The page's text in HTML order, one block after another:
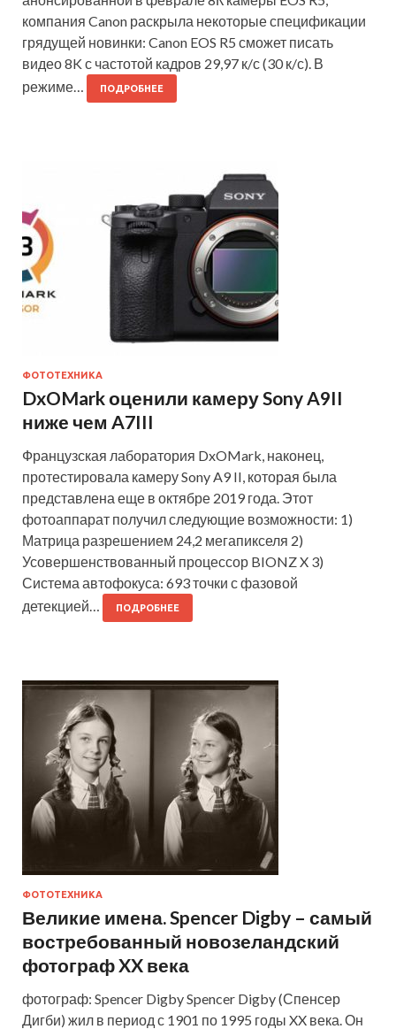
компания Canon раскрыла некоторые спецификации
грядущей новинки: Canon EOS R5 сможет писать
видео 8K с частотой кадров 29,97 к/с (30 к/с). В
режиме…
ПОДРОБНЕЕ
ФОТОТЕХНИКА
DxOMark оценили камеру Sony A9II
ниже чем A7III
Французская лаборатория DxOMark, наконец,
протестировала камеру Sony A9 II, которая была
представлена еще в октябре 2019 года. Этот
фотоаппарат получил следующие возможности: 1)
Матрица разрешением 24,2 мегапикселя 2)
Усовершенствованный процессор BIONZ X 3)
Система автофокуса: 693 точки с фазовой
детекцией…
ПОДРОБНЕЕ
ФОТОТЕХНИКА
Великие имена. Spencer Digby – самый
востребованный новозеландский
фотограф XX века
фотограф: Spencer Digby Spencer Digby (Спенсер
Дигби) жил в период с 1901 по 1995 годы XX века. Он